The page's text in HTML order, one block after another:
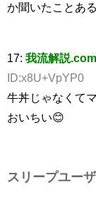
か聞いたことある
17: 我流解説.com
ID:x8U+VpYP0
牛丼じゃなくて
おいちい😊
スリープユー